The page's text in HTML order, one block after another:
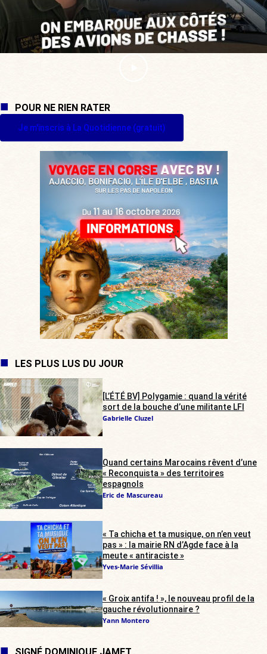
POUR NE RIEN RATER
Je m'inscris à La Quotidienne (gratuit)
LES PLUS LUS DU JOUR
[L’ÉTÉ BV] Polygamie : quand la vérité
sort de la bouche d’une militante LFI
Gabrielle Cluzel
Quand certains Marocains rêvent d’une
« Reconquista » des territoires
espagnols
Eric de Mascureau
« Ta chicha et ta musique, on n’en veut
pas » : la mairie RN d’Agde face à la
meute « antiraciste »
Yves-Marie Sévillia
« Groix antifa ! », le nouveau profil de la
gauche révolutionnaire ?
Yann Montero